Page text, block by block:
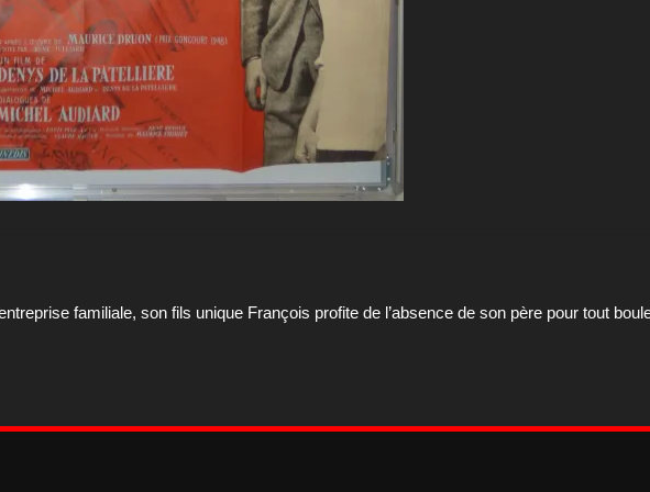
familiale, son fils unique François profite de l’absence de son père pour tout